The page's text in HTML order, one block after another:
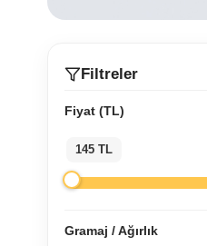
Filtreler
Fiyat (TL)
145 TL
Gramaj / Ağırlık